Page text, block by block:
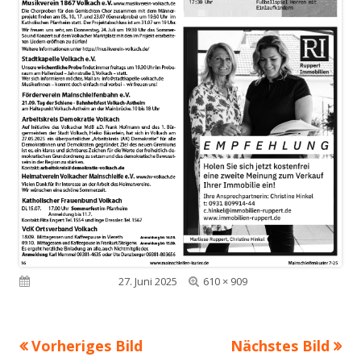
Veröffentlicht am27. Juni 2025
Volle
610 × 909
Vorheriges Bild Nächstes Bild